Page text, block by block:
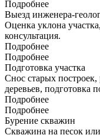
Подробнее
Выезд инженера-
Оценка уклона
консультация.
Подробнее
Подробнее
Подготовка участка
Снос старых построек,
деревьев, подготовка
Подробнее
Подробнее
Бурение скважин
Скважина на песок